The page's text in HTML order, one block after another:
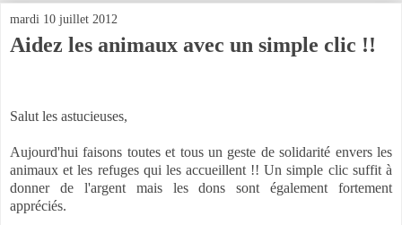
mardi 10 juillet 2012
Aidez les animaux avec un simple clic !!
Salut les astucieuses,
Aujourd'hui faisons toutes et tous un geste de solidarité envers les
animaux et les refuges qui les accueillent !! Un simple clic suffit à
donner de l'argent mais les dons sont également fortement
appréciés.